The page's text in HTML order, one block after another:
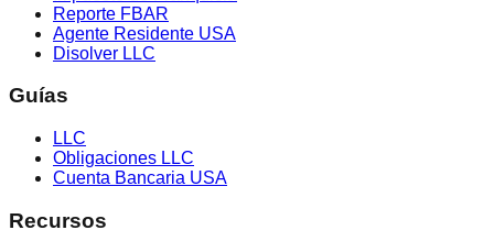
Reporte FBAR
Agente Residente USA
Disolver LLC
Guías
LLC
Obligaciones LLC
Cuenta Bancaria USA
Recursos